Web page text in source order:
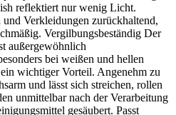
reflektiert nur wenig Licht.
Verkleidungen zurückhaltend,
Vergilbungsbeständig Der
außergewöhnlich
bei weißen und hellen
wichtiger Vorteil. Angenehm zu
und lässt sich streichen, rollen
unmittelbar nach der Verarbeitung
gesäubert. Passt